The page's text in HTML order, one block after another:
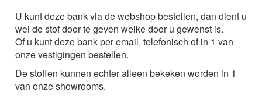
U kunt deze bank via de webshop bestellen, dan dient u
wel de stof door te geven welke door u gewenst is.
Of u kunt deze bank per email, telefonisch of in 1 van
onze vestigingen bestellen.
De stoffen kunnen echter alleen bekeken worden in 1
van onze showrooms.